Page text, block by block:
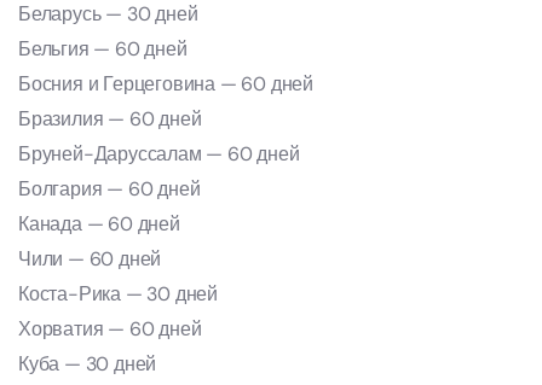
Беларусь — 30 дней
Бельгия — 60 дней
Босния и Герцеговина — 60 дней
Бразилия — 60 дней
Бруней-Даруссалам — 60 дней
Болгария — 60 дней
Канада — 60 дней
Чили — 60 дней
Коста-Рика — 30 дней
Хорватия — 60 дней
Куба — 30 дней